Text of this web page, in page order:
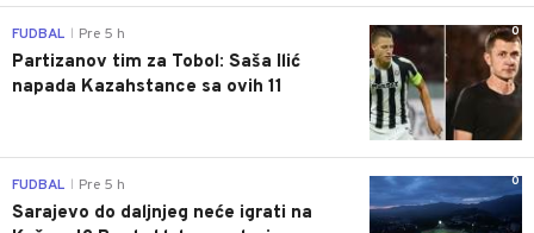
0
FUDBAL Pre 5 h
Partizanov tim za Tobol: Saša Ilić
napada Kazahstance sa ovih 11
0
FUDBAL Pre 5 h
Sarajevo do daljnjeg neće igrati na